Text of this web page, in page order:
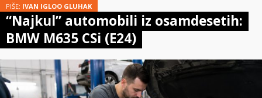
PIŠE: IVAN IGLOO GLUHAK
“Najkul” automobili iz osamdesetih:
BMW M635 CSi (E24)